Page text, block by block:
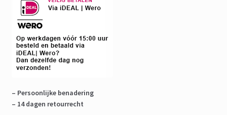
– Persoonlijke benadering
– 14 dagen retourrecht